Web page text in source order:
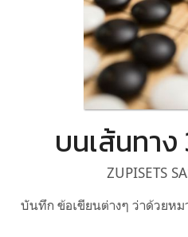
บนเส้นทา
ZUPISETS
บันทึก ข้อเขียนต่างๆ ว่าด้วยหม